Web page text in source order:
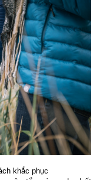
khắc phục